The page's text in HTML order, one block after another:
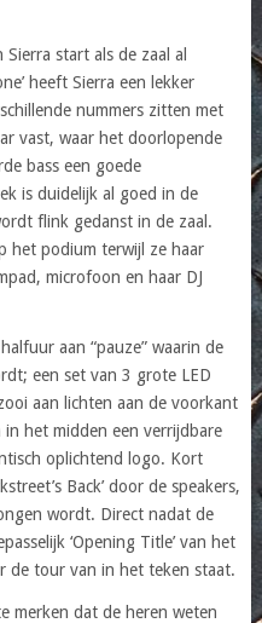
start als de zaal al
heeft Sierra een lekker
nummers zitten met
vast, waar het doorlopende
bass een goede
is duidelijk al goed in de
flink gedanst in de zaal.
het podium terwijl ze haar
microfoon en haar DJ
aan “pauze” waarin de
een set van 3 grote LED
aan lichten aan de voorkant
het midden een verrijdbare
oplichtend logo. Kort
Back’ door de speakers,
wordt. Direct nadat de
‘Opening Title’ van het
de tour van in het teken staat.
merken dat de heren weten